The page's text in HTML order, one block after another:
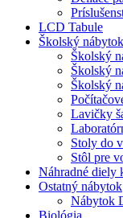
LCD Tabule
Školský nábytok
Školský
Školský
Školský
Lavičky
Stoly do
Stôl pre
Náhradné diely
Ostatný nábytok
Nábytok